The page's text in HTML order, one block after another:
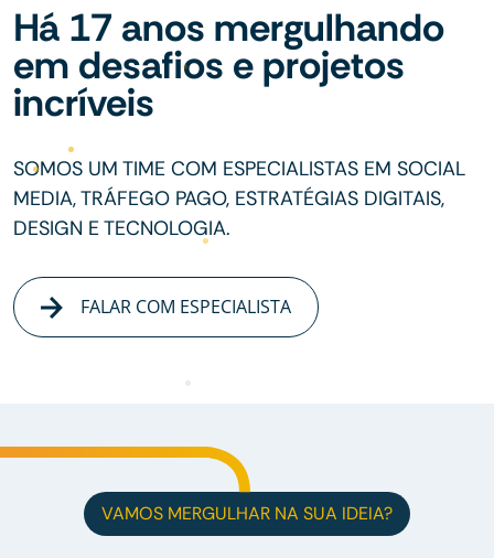
Há 17 anos mergulhando
em desafios e projetos
incríveis
SOMOS UM TIME COM ESPECIALISTAS EM SOCIAL
MEDIA, TRÁFEGO PAGO, ESTRATÉGIAS DIGITAIS,
DESIGN E TECNOLOGIA.
FALAR COM ESPECIALISTA
VAMOS MERGULHAR NA SUA IDEIA?